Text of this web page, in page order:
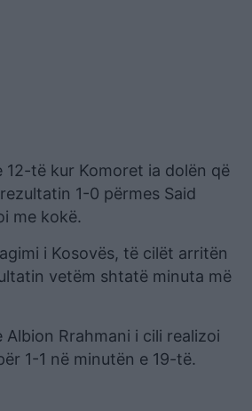
12-të kur Komoret ia dolën që
1-0 përmes Said
me kokë.
i Kosovës, të cilët arritën
vetëm shtatë minuta më
Rrahmani i cili realizoi
1-1 në minutën e 19-të.